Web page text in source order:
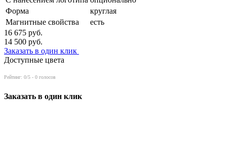
Форма
круглая
Магнитные свойства
есть
16 675 руб.
14 500 руб.
Заказать в один клик
Доступные цвета
Рейтинг: 0/5 - 0 голосов
Заказать в один клик